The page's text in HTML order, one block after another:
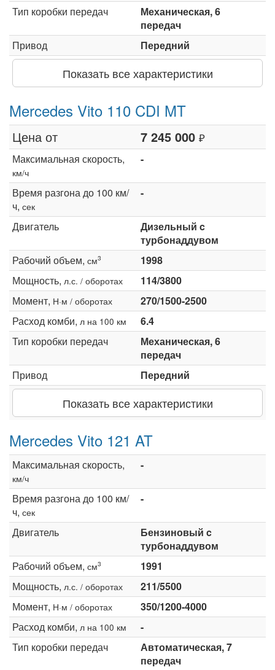
Тип коробки передач
Механическая, 6
передач
Привод
Передний
Показать все характеристики
Mercedes Vito 110 CDI MT
Цена от 7 245 000 ₽
Максимальная скорость,
км/ч
-
Время разгона до 100 км/
ч, сек
-
Двигатель
Дизельный c
турбонаддувом
Рабочий объем, см3
1998
Мощность, л.с. / оборотах
114/3800
Момент, Н·м / оборотах
270/1500-2500
Расход комби, л на 100 км
6.4
Тип коробки передач
Механическая, 6
передач
Привод
Передний
Показать все характеристики
Mercedes Vito 121 AT
Максимальная скорость,
км/ч
-
Время разгона до 100 км/
ч, сек
-
Двигатель
Бензиновый c
турбонаддувом
Рабочий объем, см3
1991
Мощность, л.с. / оборотах
211/5500
Момент, Н·м / оборотах
350/1200-4000
Расход комби, л на 100 км
-
Тип коробки передач
Автоматическая, 7
передач